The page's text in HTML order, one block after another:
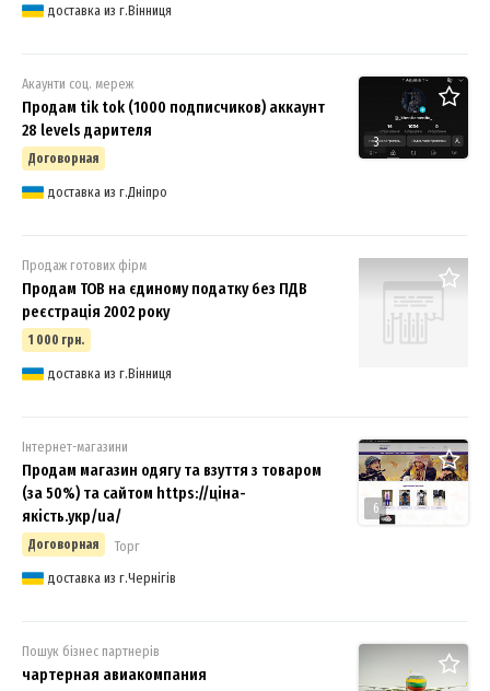
доставка из г.Вінниця
3
Акаунти соц. мереж
Продам tik tok (1000 подписчиков) аккаунт
28 levels дарителя
Договорная
доставка из г.Дніпро
Продаж готових фірм
Продам ТОВ на єдиному податку без ПДВ
реєстрація 2002 року
1 000 грн.
доставка из г.Вінниця
6
Інтернет-магазини
Продам магазин одягу та взуття з товаром
(за 50%) та сайтом https://ціна-
якість.укр/ua/
Договорная
Торг
доставка из г.Чернігів
Пошук бізнес партнерів
чартерная авиакомпания